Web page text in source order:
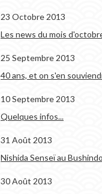
23 Octobre 2013
Les news du mois
25 Septembre 2013
40 ans, et on s'en
10 Septembre 2013
Quelques infos...
31 Août 2013
Nishida Senseï au Bushindo
30 Août 2013